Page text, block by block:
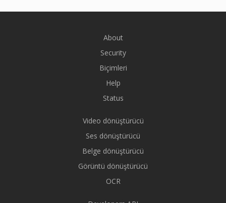
About
Security
Biçimleri
Help
Status
Video dönüştürücü
Ses dönüştürücü
Belge dönüştürücü
Görüntü dönüştürücü
OCR